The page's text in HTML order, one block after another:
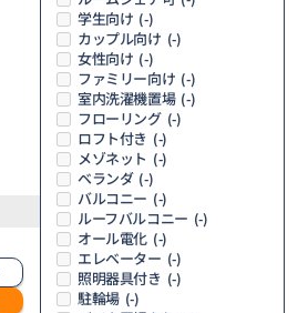
学生向け (-)
カップル向け (-)
女性向け (-)
ファミリー向け (-)
室内洗濯機置場 (-)
フローリング (-)
ロフト付き (-)
メゾネット (-)
ベランダ (-)
バルコニー (-)
ルーフバルコニー (-)
オール電化 (-)
エレベーター (-)
照明器具付き (-)
駐輪場 (-)